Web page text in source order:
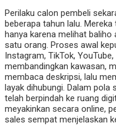
Perilaku calon pembeli
beberapa tahun lalu.
hanya karena melihat
satu orang. Proses awal
Instagram, TikTok,
membandingkan kawasan,
membaca deskripsi, lalu
layak dihubungi. Dalam
telah berpindah ke ruang
meyakinkan secara online,
sales sempat menjelaskan